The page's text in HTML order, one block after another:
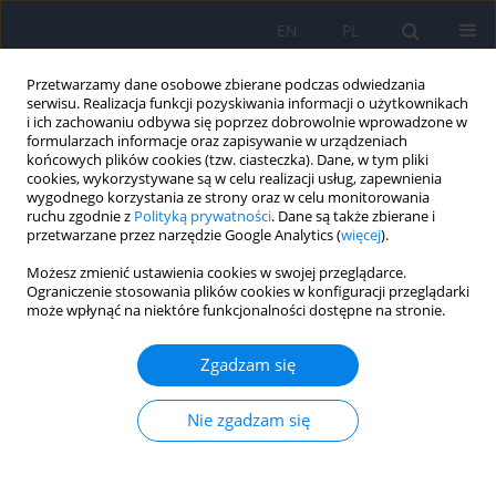
Przetwarzamy dane osobowe zbierane podczas odwiedzania
serwisu. Realizacja funkcji pozyskiwania informacji o użytkownikach
i ich zachowaniu odbywa się poprzez dobrowolnie wprowadzone w
formularzach informacje oraz zapisywanie w urządzeniach
końcowych plików cookies (tzw. ciasteczka). Dane, w tym pliki
cookies, wykorzystywane są w celu realizacji usług, zapewnienia
wygodnego korzystania ze strony oraz w celu monitorowania
ruchu zgodnie z Polityką prywatności. Dane są także zbierane i
przetwarzane przez narzędzie Google Analytics (więcej).
Możesz zmienić ustawienia cookies w swojej przeglądarce.
Ograniczenie stosowania plików cookies w konfiguracji przeglądarki
może wpłynąć na niektóre funkcjonalności dostępne na stronie.
Zgadzam się
Nie zgadzam się
PL
EN
4/2021 vol. 55
ARTICLE
Heterogeniczność profili
poznawczych uczniów z
inteligencją niższą niż